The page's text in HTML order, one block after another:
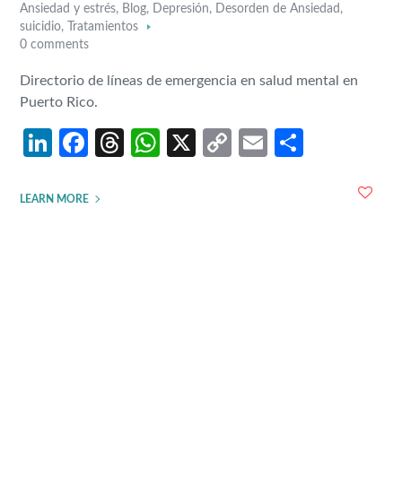
Ansiedad y estrés, Blog, Depresión, Desorden de Ansiedad ,
suicidio,
Tratamientos
0 comments
Directorio de líneas de emergencia en salud mental en
Puerto Rico.
LinkedIn
Facebook
Threads
WhatsApp
X
CopyEmail
LEARN MORE